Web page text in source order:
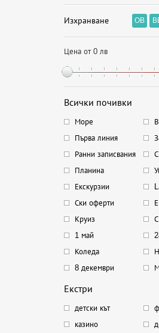
Изхранване OB
Цена от 0 лв
Всички почивки
Море
Първа линия
Ранни записвания
Планина
Екскурзии
Ски оферти
Круиз
1 май
Коледа
8 декември
Екстри
детски кът
казино